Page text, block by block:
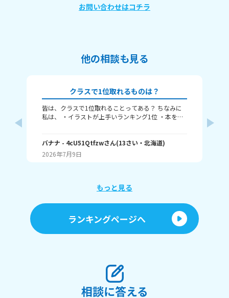
お問い合わせはコチラ
他の相談も見る
クラスで1位取れるものは？
皆は、クラスで1位取れることってある？ ちなみに
私は、 ・イラストが上手いランキング1位 ・本を読
ングで1位取れる？ 書いてくれたら嬉しいです！ じ
ゃね。
バナナ - 4cU51Qtfzwさん(13さい・ 北海道)
2026年7月9日
もっと見る
ランキングページへ
相談に答える